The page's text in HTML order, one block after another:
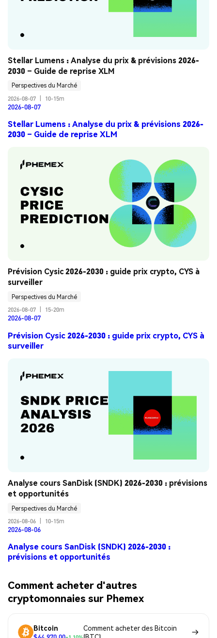
Stellar Lumens : Analyse du prix & prévisions 2026-
2030 – Guide de reprise XLM
Perspectives du Marché
2026-08-07
10-15m
2026-08-07
Stellar Lumens : Analyse du prix & prévisions 2026-
2030 – Guide de reprise XLM
Prévision Cysic 2026-2030 : guide prix crypto, CYS à
surveiller
Perspectives du Marché
2026-08-07
15-20m
2026-08-07
Prévision Cysic 2026-2030 : guide prix crypto, CYS à
surveiller
Analyse cours SanDisk (SNDK) 2026-2030 : prévisions
et opportunités
Perspectives du Marché
2026-08-06
10-15m
2026-08-06
Analyse cours SanDisk (SNDK) 2026-2030 :
prévisions et opportunités
Comment acheter d'autres
cryptomonnaies sur Phemex
Bitcoin
Comment acheter des Bitcoin